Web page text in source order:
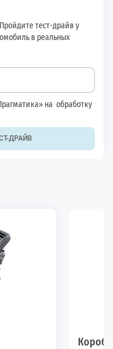
тест-драйв у
в реальных
на обработку
ДРАЙВ